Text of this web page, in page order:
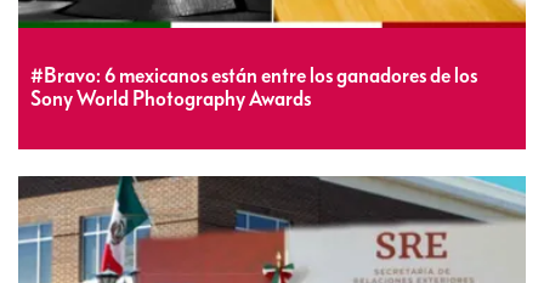
#Bravo: 6 mexicanos están entre los ganadores de los
Sony World Photography Awards